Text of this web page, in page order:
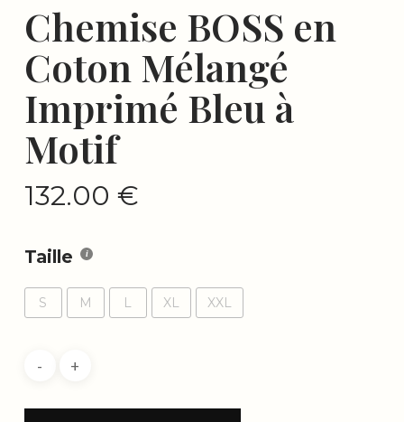
Chemise BOSS en
Coton Mélangé
Imprimé Bleu à
Motif
132.00 €
Taille
S M L XL XXL